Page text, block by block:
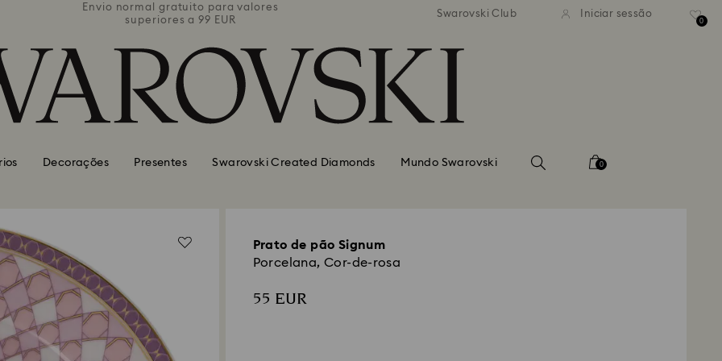
Envio normal gratuito para valores
superiores a 99 EUR
Envio normal gratuito para valores
superiores a 99 EUR
Envio normal gratuito para
superiores a 99 EUR
Swarovski Club Iniciar sessão
0
Decorações Presentes Swarovski Created Diamonds Mundo Swarovski 0
Prato de pão Signum
Porcelana, Cor-de-rosa
55 EUR